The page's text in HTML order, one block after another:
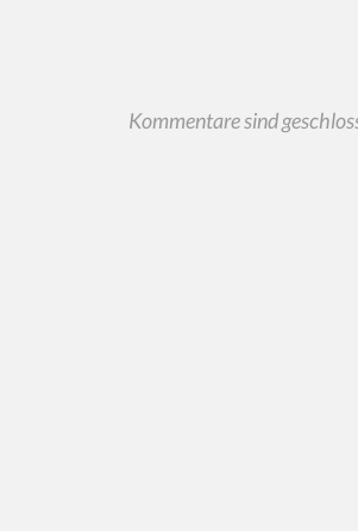
Kommentare sind